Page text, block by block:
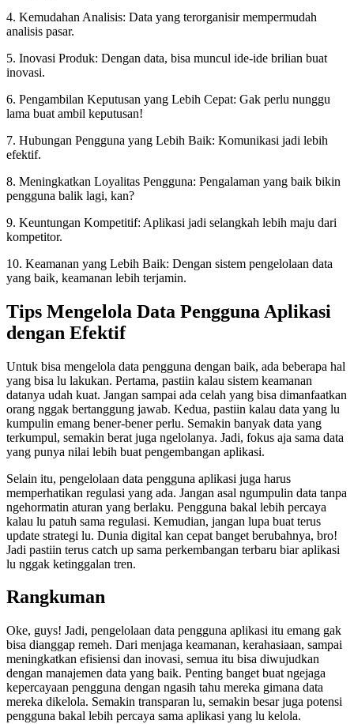
4. Kemudahan Analisis: Data yang terorganisir mempermudah
analisis pasar.
5. Inovasi Produk: Dengan data, bisa muncul ide-ide brilian buat
inovasi.
6. Pengambilan Keputusan yang Lebih Cepat: Gak perlu nunggu
lama buat ambil keputusan!
7. Hubungan Pengguna yang Lebih Baik: Komunikasi jadi lebih
efektif.
8. Meningkatkan Loyalitas Pengguna: Pengalaman yang baik bikin
pengguna balik lagi, kan?
9. Keuntungan Kompetitif: Aplikasi jadi selangkah lebih maju dari
kompetitor.
10. Keamanan yang Lebih Baik: Dengan sistem pengelolaan data
yang baik, keamanan lebih terjamin.
Tips Mengelola Data Pengguna Aplikasi
dengan Efektif
Untuk bisa mengelola data pengguna dengan baik, ada beberapa hal
yang bisa lu lakukan. Pertama, pastiin kalau sistem keamanan
datanya udah kuat. Jangan sampai ada celah yang bisa dimanfaatkan
orang nggak bertanggung jawab. Kedua, pastiin kalau data yang lu
kumpulin emang bener-bener perlu. Semakin banyak data yang
terkumpul, semakin berat juga ngelolanya. Jadi, fokus aja sama data
yang punya nilai lebih buat pengembangan aplikasi.
Selain itu, pengelolaan data pengguna aplikasi juga harus
memperhatikan regulasi yang ada. Jangan asal ngumpulin data tanpa
ngehormatin aturan yang berlaku. Pengguna bakal lebih percaya
kalau lu patuh sama regulasi. Kemudian, jangan lupa buat terus
update strategi lu. Dunia digital kan cepat banget berubahnya, bro!
Jadi pastiin terus catch up sama perkembangan terbaru biar aplikasi
lu nggak ketinggalan tren.
Rangkuman
Oke, guys! Jadi, pengelolaan data pengguna aplikasi itu emang gak
bisa dianggap remeh. Dari menjaga keamanan, kerahasiaan, sampai
meningkatkan efisiensi dan inovasi, semua itu bisa diwujudkan
dengan manajemen data yang baik. Penting banget buat ngejaga
kepercayaan pengguna dengan ngasih tahu mereka gimana data
mereka dikelola. Semakin transparan lu, semakin besar juga potensi
pengguna bakal lebih percaya sama aplikasi yang lu kelola.